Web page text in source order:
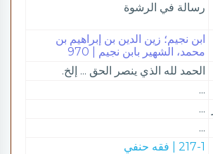
رسالة في الرشوة
ابن نجيم؛ زين الدين بن إبراهيم بن
محمد، الشهير بابن نجيم | 970
الحمد لله الذي ينصر الحق ... إلخ.
...
...
...
217-1 | فقه حنفي